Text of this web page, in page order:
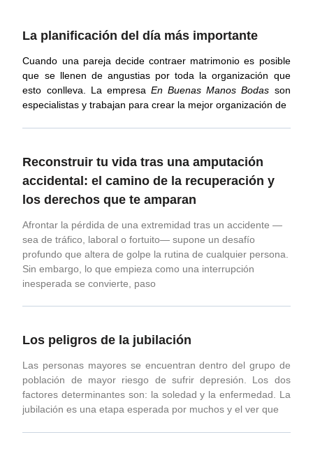
La planificación del día más importante
Cuando una pareja decide contraer matrimonio es posible
que se llenen de angustias por toda la organización que
esto conlleva. La empresa En Buenas Manos Bodas son
especialistas y trabajan para crear la mejor organización de
Reconstruir tu vida tras una amputación
accidental: el camino de la recuperación y
los derechos que te amparan
Afrontar la pérdida de una extremidad tras un accidente —
sea de tráfico, laboral o fortuito— supone un desafío
profundo que altera de golpe la rutina de cualquier persona.
Sin embargo, lo que empieza como una interrupción
inesperada se convierte, paso
Los peligros de la jubilación
Las personas mayores se encuentran dentro del grupo de
población de mayor riesgo de sufrir depresión. Los dos
factores determinantes son: la soledad y la enfermedad. La
jubilación es una etapa esperada por muchos y el ver que